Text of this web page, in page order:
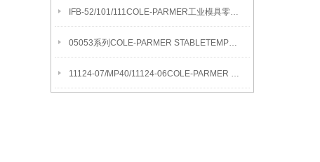
IFB-52/101/111COLE-PARMER工业模具零件清洁流化沙浴
05053系列COLE-PARMER STABLETEMP真空烘箱
11124-07/MP40/11124-06COLE-PARMER SYMMETRY MB水分测定天平